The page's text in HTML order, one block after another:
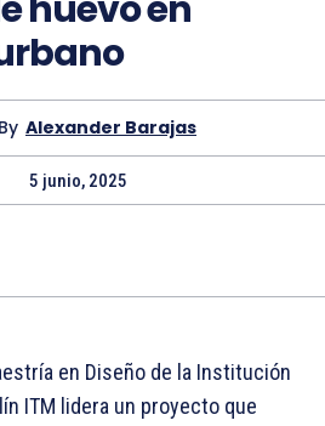
By Alexander Barajas
5 junio, 2025
en Diseño de la Institución
ITM lidera un proyecto que